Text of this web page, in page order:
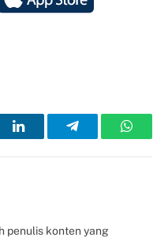
LinkedInTelegram
penulis konten yang